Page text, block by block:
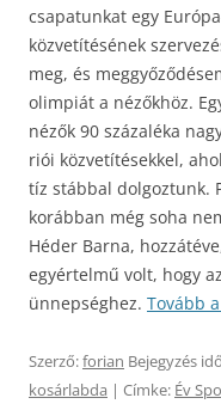
csapatunkat egy
közvetítésének
meg, és
olimpiát a nézőkhöz.
nézők 90 százaléka
riói közvetítésekkel,
tíz stábbal dolgoztunk.
korábban még soha
Héder Barna,
egyértelmű volt, hogy
ünnepséghez. Tovább
Szerző:forian Bejegyzés
kosárlabda | Címke: Év